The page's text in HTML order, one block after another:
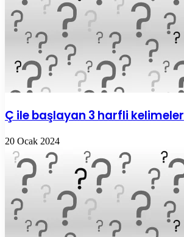
Ç ile başlayan 3 harfli kelimeler
20 Ocak 2024